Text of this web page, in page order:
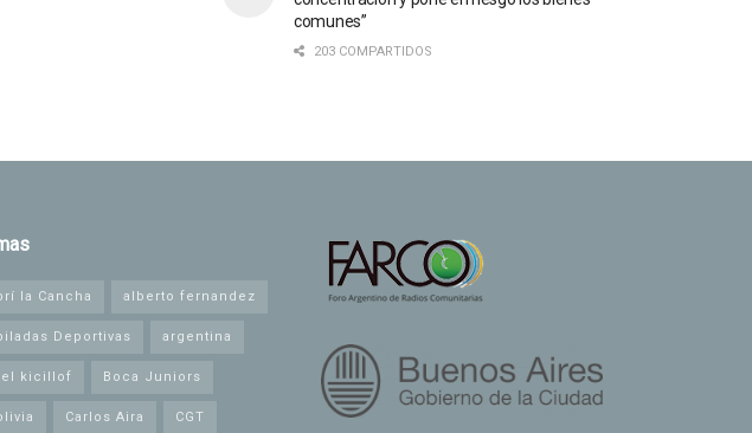
comunes”
203 COMPARTIDOS
la Cancha alberto fernandez
Deportivas argentina
kicillof Boca Juniors
Carlos Aira CGT